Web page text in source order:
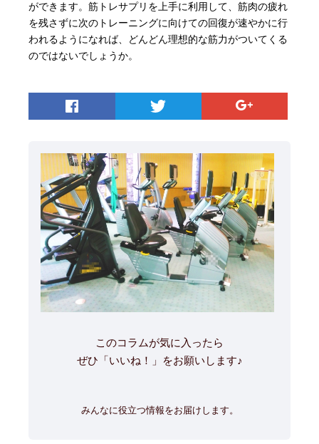
ができます。筋トレサプリを上手に利用して、筋肉の疲れ
を残さずに次のトレーニングに向けての回復が速やかに行
われるようになれば、どんどん理想的な筋力がついてくる
のではないでしょうか。
このコラムが気に入ったら
ぜひ「いいね！」をお願いします♪
みんなに役立つ情報をお届けします。